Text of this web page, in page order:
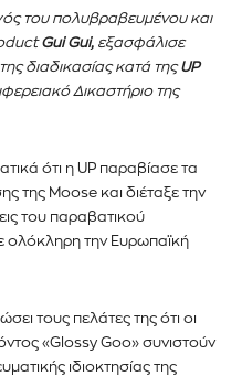
του πολυβραβευμένου και
Gui Gui, εξασφάλισε
διαδικασίας κατά τηςUP
Δικαστήριο της
ότι η UP παραβίασε τα
της Moose και διέταξε την
του παραβατικού
ολόκληρη την Ευρωπαϊκή
τους πελάτες της ότι οι
«Glossy Goo» συνιστούν
ιδιοκτησίας της